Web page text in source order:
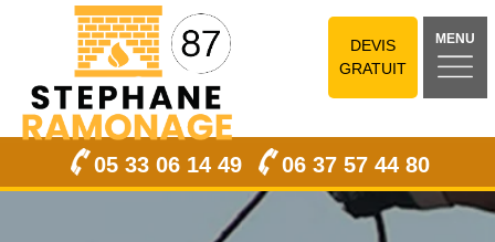
DEVIS
GRATUIT
MENU
05 33 06 14 49 06 37 57 44 80